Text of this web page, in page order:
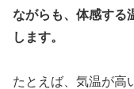
ながらも、体感する
します。
たとえば、気温が高